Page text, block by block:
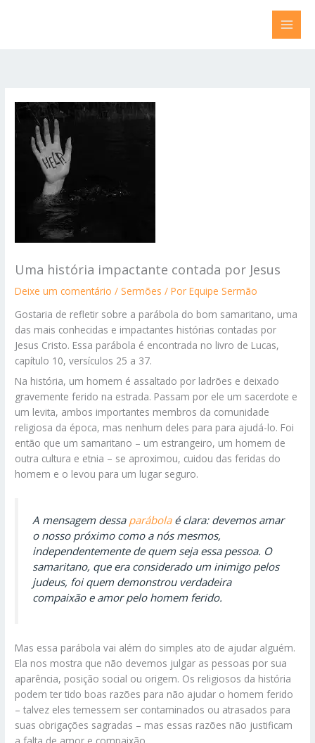
Uma história impactante contada por Jesus
Deixe um comentário /Sermões / PorEquipe Sermão
Gostaria de refletir sobre a parábola do bom samaritano, uma
das mais conhecidas e impactantes histórias contadas por
Jesus Cristo. Essa parábola é encontrada no livro de Lucas,
capítulo 10, versículos 25 a 37.
Na história, um homem é assaltado por ladrões e deixado
gravemente ferido na estrada. Passam por ele um sacerdote e
um levita, ambos importantes membros da comunidade
religiosa da época, mas nenhum deles para para ajudá-lo. Foi
então que um samaritano – um estrangeiro, um homem de
outra cultura e etnia – se aproximou, cuidou das feridas do
homem e o levou para um lugar seguro.
A mensagem dessa parábola é clara: devemos amar
o nosso próximo como a nós mesmos,
independentemente de quem seja essa pessoa. O
samaritano, que era considerado um inimigo pelos
judeus, foi quem demonstrou verdadeira
compaixão e amor pelo homem ferido.
Mas essa parábola vai além do simples ato de ajudar alguém.
Ela nos mostra que não devemos julgar as pessoas por sua
aparência, posição social ou origem. Os religiosos da história
podem ter tido boas razões para não ajudar o homem ferido
– talvez eles temessem ser contaminados ou atrasados para
suas obrigações sagradas – mas essas razões não justificam